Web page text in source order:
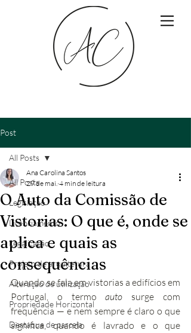
Post
All Posts
Legislação
Licenciamento
Legalização
Projeto de arquitetura
Alteração de utilização
Propriedade Horizontal
Destaque de parcela
All Posts
O Auto da Comissão de
Vistorias: O que é, onde se
aplica e quais as
consequências
Ana Carolina Santos
29 de mai. 4 min de leitura
Quando se fala em vistorias a edifícios em
Portugal, o termo auto surge com
frequência — e nem sempre é claro o que
significa, quando é lavrado e o que